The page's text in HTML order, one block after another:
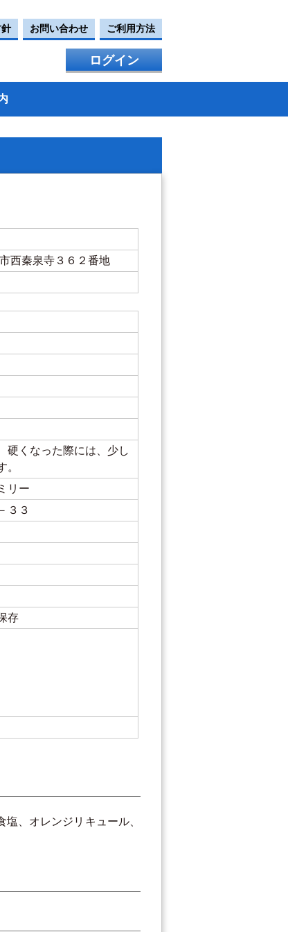
お問い合わせ ご利用方法
ログイン
西秦泉寺３６２番地
硬くなった際には、少し
。
リー
３３
存
、オレンジリキュール、